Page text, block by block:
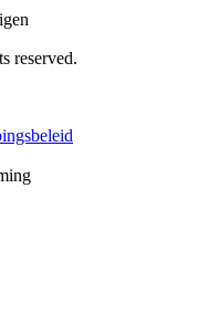
reserved.